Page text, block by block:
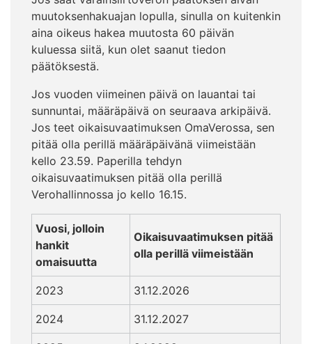
muutoksenhakuajan lopulla, sinulla on kuitenkin
aina oikeus hakea muutosta 60 päivän
kuluessa siitä, kun olet saanut tiedon
päätöksestä.
Jos vuoden viimeinen päivä on lauantai tai
sunnuntai, määräpäivä on seuraava arkipäivä.
Jos teet oikaisuvaatimuksen OmaVerossa, sen
pitää olla perillä määräpäivänä viimeistään
kello 23.59. Paperilla tehdyn
oikaisuvaatimuksen pitää olla perillä
Verohallinnossa jo kello 16.15.
Vuosi, jolloin
hankit
omaisuutta
Oikaisuvaatimuksen pitää
olla perillä viimeistään
2023 31.12.2026
2024 31.12.2027